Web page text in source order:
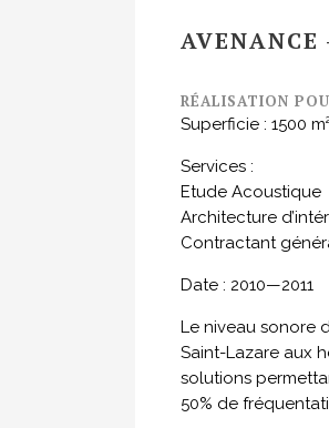
AVENANCE
RÉALISATION
Superficie : 1500
Services :
Etude Acoustique
Architecture
Contractant
Date : 2010—2011
Le niveau sonore
Saint-Lazare aux
solutions
50% de